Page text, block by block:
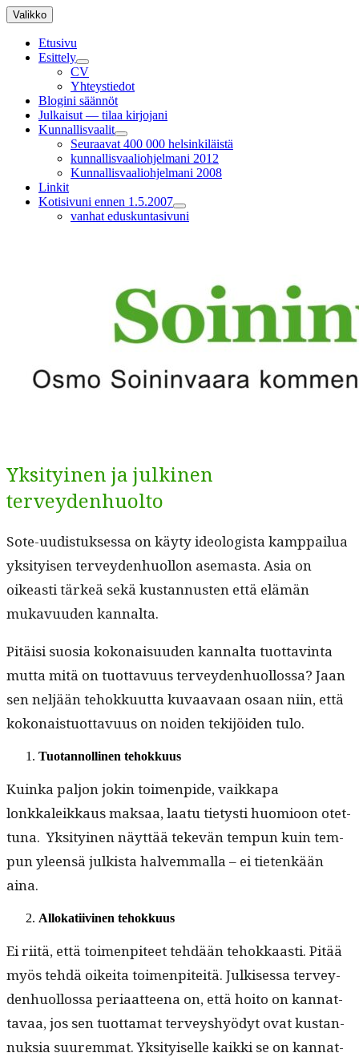
Siirry
sisältöön
Valikko
Etusivu
Esittely
näytä
alavalikko
CV
Yhteystiedot
Blogini säännöt
Julkaisut — tilaa kirjojani
Kunnallisvaalit
näytä
alavalikko
Seuraavat 400 000 helsinkiläistä
kunnallisvaaliohjelmani 2012
Kunnallisvaaliohjelmani 2008
Linkit
Kotisivuni ennen 1.5.2007
näytä
alavalikko
vanhat eduskuntasivuni
Yksityinen ja julkinen
terveydenhuolto
Sote-uud­is­tuk­ses­sa on käy­ty ide­ol­o­gista kamp­pailua
yksi­tyisen ter­vey­den­huol­lon ase­mas­ta. Asia on
oikeasti tärkeä sekä kus­tan­nusten että elämän
mukavu­u­den kannalta.
Pitäisi suosia kokon­aisu­u­den kannal­ta tuot­tavin­ta
mut­ta mitä on tuot­tavu­us ter­vey­den­huol­los­sa? Jaan
sen neljään tehokku­ut­ta kuvaavaan osaan niin, että
kokon­ais­tuot­tavu­us on noiden tek­i­jöi­den tulo.
Tuotan­nolli­nen tehokkuus
Kuin­ka paljon jokin toimen­pide, vaikka­pa
lonkkaleikkaus mak­saa, laatu tietysti huomioon otet­
tuna. Yksi­tyi­nen näyt­tää tekevän tem­pun kuin tem­
pun yleen­sä julk­ista halvem­mal­la – ei tietenkään
aina.
Allokati­ivi­nen tehokkuus
Ei riitä, että toimen­piteet tehdään tehokkaasti. Pitää
myös tehdä oikei­ta toimen­piteitä. Julkises­sa ter­vey­
den­huol­los­sa peri­aat­teena on, että hoito on kan­nat­
tavaa, jos sen tuot­ta­mat ter­veyshyödyt ovat kus­tan­
nuk­sia suurem­mat. Yksi­tyiselle kaik­ki se on kan­nat­